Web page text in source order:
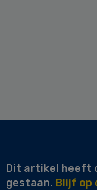
Dit artikel heeft
gestaan. Blijf op